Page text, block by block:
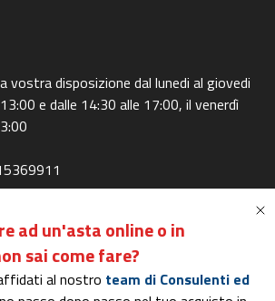
vostra disposizione dal lunedi al giovedi
e dalle 14:30 alle 17:00, il venerdì
Cookie Policy
I miei diritti
ad un'asta online o in
sai come fare?
al nostro team di Consulenti ed